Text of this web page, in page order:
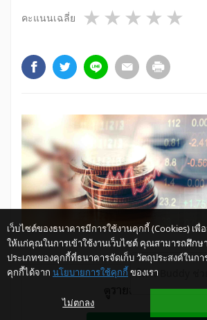
คะแนนเฉลี่ย 4
3 stars
2 stars
1 star
ดูรายละเอียดฉบับเต็ม
เว็บไซต์ของธนาคารมีการใช้งานคุกกี้ (Cookies) เ
ให้แก่คุณในการเข้าใช้งานเว็บไซต์ คุณสามารถศึกษ
ประเภทของคุกกี้ที่ธนาคารจัดเก็บ วัตถุประสงค์ในก
คุกกี้ได้จาก นโยบายการใช้คุกกี้ ของเรา
ไม่ตกลง
ให้ K-Buddy ช่ว